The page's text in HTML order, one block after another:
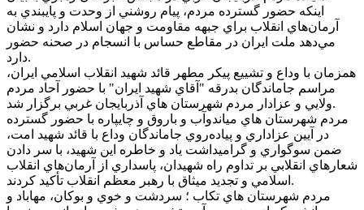
اينکه حضور گسترده مردم، پيام روشني از وحدت و پايبندي به
آرمان‌هاي انقلاب براي جبهه مقاومت و جهان اسلام دارد و نشان
مي‌دهد ملت ايران در مقاطع حساس با انسجام در صحنه حضور
دارد.
همزمان با وداع و تشييع پيکر مطهر قائد شهيد انقلاب اسلامي ايران،
مراسم جاماندگان بدرقه "آقاي شهيد ايران" با حضور آحاد مردم
ولايي و عزادار مردم شهرستان هاي آذربايجان غربي برگزار شد.
مردم شهرستان هاي مياندوآب و باروق و چايپاره با حضور گسترده
در آيين عزاداري و پياده‌روي جاماندگان وداع با قائد شهيد امت،
ضمن سوگواري و گراميداشت ياد و خاطره اين شهيد، با سر دادن
شعارهاي انقلابي بر تداوم راه شهيدان، پاسداري از آرمان‌هاي انقلاب
اسلامي و تجديد ميثاق با رهبر معظم انقلاب تأکيد کردند.
مردم شهرستان هاي تکاب ؛ سردشت و خوي و بوکان، مهاباد و